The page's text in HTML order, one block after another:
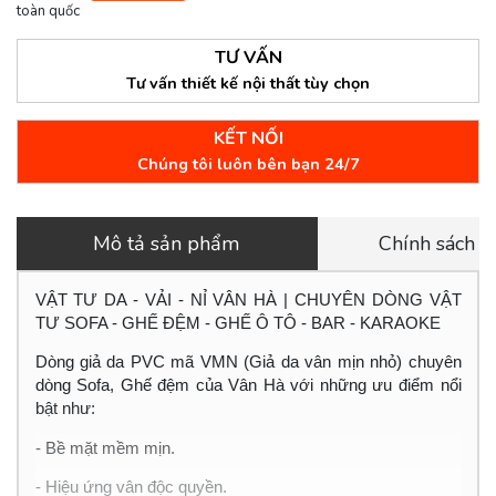
toàn quốc
TƯ VẤN
Tư vấn thiết kế nội thất tùy chọn
KẾT NỐI
Chúng tôi luôn bên bạn 24/7
Mô tả sản phẩm Chính sách
VẬT TƯ DA - VẢI - NỈ VÂN HÀ | CHUYÊN DÒNG VẬT
TƯ SOFA - GHẾ ĐỆM - GHẾ Ô TÔ - BAR - KARAOKE
Dòng giả da PVC mã VMN (Giả da vân mịn nhỏ) chuyên
dòng Sofa, Ghế đệm của Vân Hà với những ưu điểm nổi
bật như:
- Bề mặt mềm mịn.
- Hiệu ứng vân độc quyền.